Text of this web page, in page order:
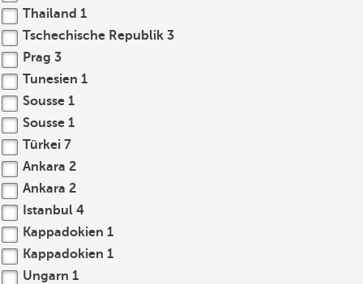
Thailand 1
Tschechische Republik 3
Prag 3
Tunesien 1
Sousse 1
Sousse 1
Türkei 7
Ankara 2
Ankara 2
Istanbul 4
Kappadokien 1
Kappadokien 1
Ungarn 1